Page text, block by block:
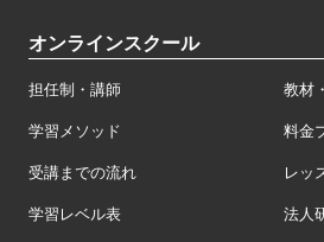
オンラインスクール
担任制・講師 教材
学習メソッド 料金
受講までの流れ レッ
学習レベル表 法人